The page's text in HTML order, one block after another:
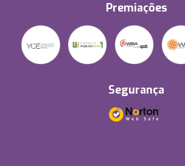
Premiações
Segurança